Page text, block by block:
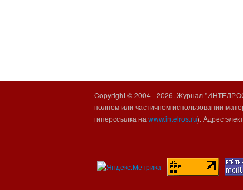
Copyright © 2004 -2026. Журнал
полном или частичном использовании
гиперссылка на www.intelros.ru). Адрес